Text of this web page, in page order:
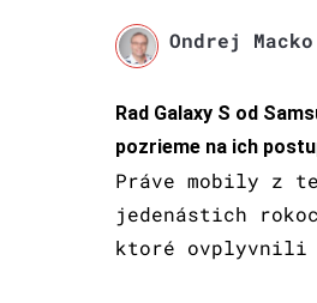
Ondrej Macko
Rad Galaxy S od
pozrieme na ich
Práve mobily z
jedenástich
ktoré ovplyvnili